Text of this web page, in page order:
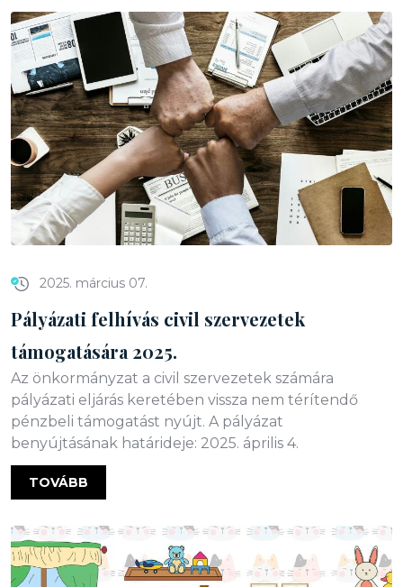
2025. március 07.
Pályázati felhívás civil szervezetek
támogatására 2025.
Az önkormányzat a civil szervezetek számára
pályázati eljárás keretében vissza nem térítendő
pénzbeli támogatást nyújt. A pályázat
benyújtásának határideje: 2025. április 4.
TOVÁBB